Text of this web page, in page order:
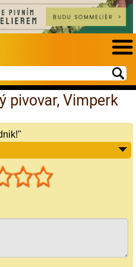
pivovar, Vimperk